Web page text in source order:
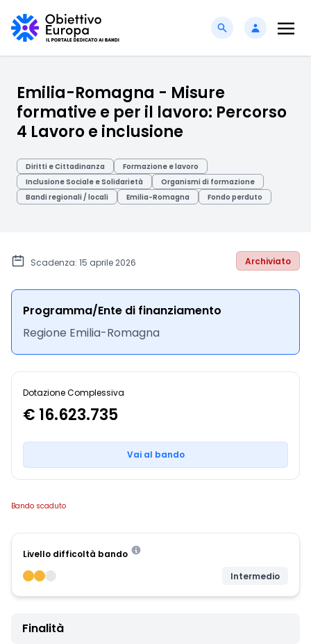
Emilia-Romagna - Misure
formative e per il lavoro: Percorso
4 Lavoro e inclusione
Diritti e Cittadinanza
Formazione e lavoro
Inclusione Sociale e Solidarietà
Organismi di formazione
Bandi regionali / locali
Emilia-Romagna Fondo perduto
Scadenza: 15 aprile 2026 Archiviato
Programma/Ente di finanziamento
Regione Emilia-Romagna
Dotazione Complessiva
€ 16.623.735
Vai al bando
Bando scaduto
Livello difficoltà bando
Intermedio
Finalità